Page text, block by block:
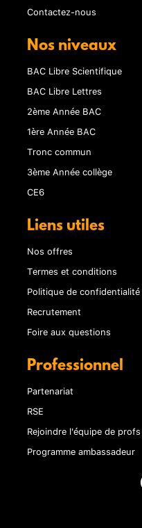
Contactez-nous
Nos niveaux
BAC Libre Scientifique
BAC Libre Lettres
2ème Année BAC
1ère Année BAC
Tronc commun
3ème Année collège
CE6
Liens utiles
Nos offres
Termes et conditions
Politique de confidentialité
Recrutement
Foire aux questions
Professionnel
Partenariat
RSE
Rejoindre l'équipe de profs
Programme ambassadeur